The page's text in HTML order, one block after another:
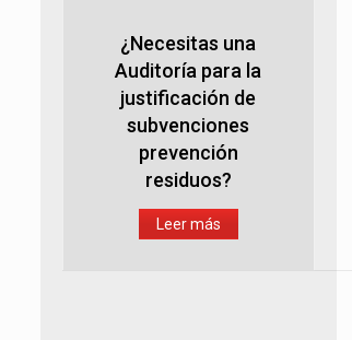
¿Necesitas una
Auditoría para la
justificación de
subvenciones
prevención
residuos?
Leer más